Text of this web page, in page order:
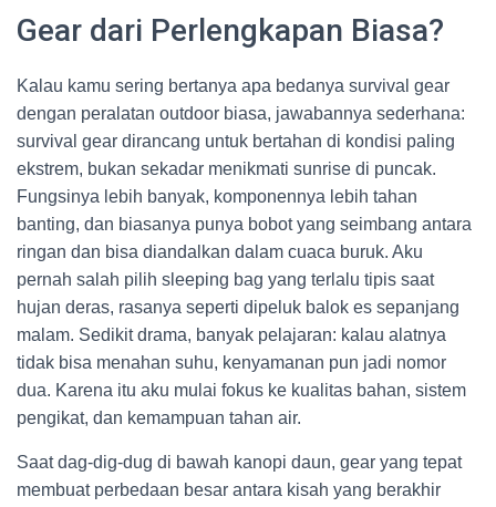
Gear dari Perlengkapan Biasa?
Kalau kamu sering bertanya apa bedanya survival gear
dengan peralatan outdoor biasa, jawabannya sederhana:
survival gear dirancang untuk bertahan di kondisi paling
ekstrem, bukan sekadar menikmati sunrise di puncak.
Fungsinya lebih banyak, komponennya lebih tahan
banting, dan biasanya punya bobot yang seimbang antara
ringan dan bisa diandalkan dalam cuaca buruk. Aku
pernah salah pilih sleeping bag yang terlalu tipis saat
hujan deras, rasanya seperti dipeluk balok es sepanjang
malam. Sedikit drama, banyak pelajaran: kalau alatnya
tidak bisa menahan suhu, kenyamanan pun jadi nomor
dua. Karena itu aku mulai fokus ke kualitas bahan, sistem
pengikat, dan kemampuan tahan air.
Saat dag-dig-dug di bawah kanopi daun, gear yang tepat
membuat perbedaan besar antara kisah yang berakhir